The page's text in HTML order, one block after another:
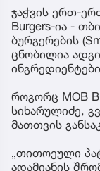
ჯაჭვის ერთ-
Burgers-ია -
ბურგერების
ცნობილია
როგორც MOB
სიხარულიძე,
მათთვის
„თითოეული
ადამიანის